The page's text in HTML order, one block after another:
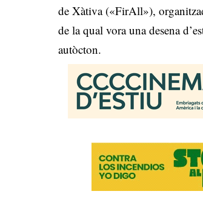
de Xàtiva («FirAll»),
de la qual vora una desena
autòcton.